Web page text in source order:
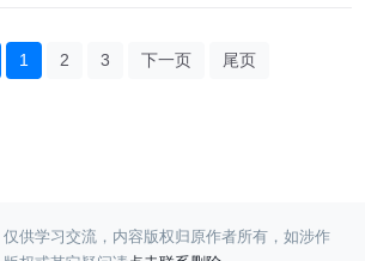
1 2 3 下一页 尾页
供学习交流，内容版权归原作者所有，如涉作